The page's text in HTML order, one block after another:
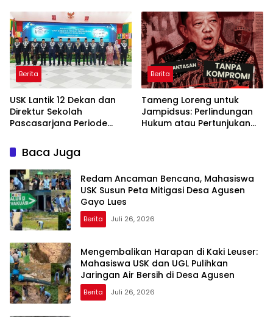
DESA AGUSEN
Aceh
Berita
USK Lantik 12 Dekan dan
Direktur Sekolah
Pascasarjana Periode
Berita
Tameng Loreng untuk
Jampidsus: Perlindungan
Hukum atau Pertunjukan
Baca Juga
Redam Ancaman Bencana, Mahasiswa
USK Susun Peta Mitigasi Desa Agusen
Gayo Lues
Berita Juli 26, 2026
Mengembalikan Harapan di Kaki Leuser:
Mahasiswa USK dan UGL Pulihkan
Jaringan Air Bersih di Desa Agusen
Berita Juli 26, 2026